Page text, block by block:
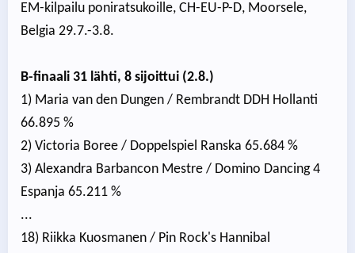
EM-kilpailu poniratsukoille, CH-EU-P-D, Moorsele,
Belgia 29.7.-3.8.
B-finaali 31 lähti, 8 sijoittui (2.8.)
1) Maria van den Dungen / Rembrandt DDH Hollanti
66.895 %
2) Victoria Boree / Doppelspiel Ranska 65.684 %
3) Alexandra Barbancon Mestre / Domino Dancing 4
Espanja 65.211 %
...
18) Riikka Kuosmanen / Pin Rock's Hannibal